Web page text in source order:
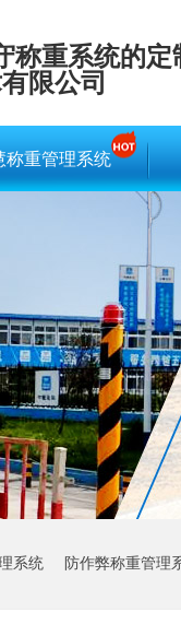
称重系统的定
限公司
称重管理系统
系统 防作弊称重管理